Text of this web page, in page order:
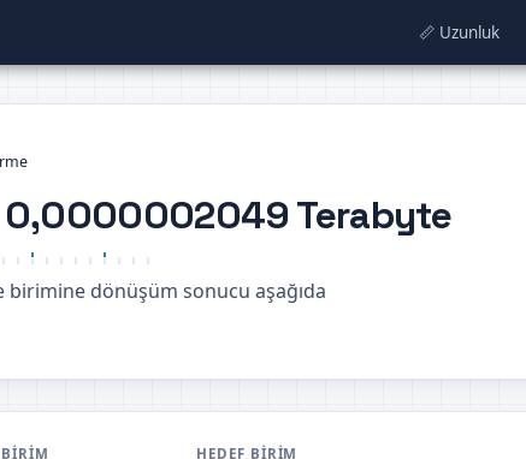
📏 Uzunluk
0,0000002049 Terabyte
dönüşüm sonucu aşağıda
HEDEF BIRIM